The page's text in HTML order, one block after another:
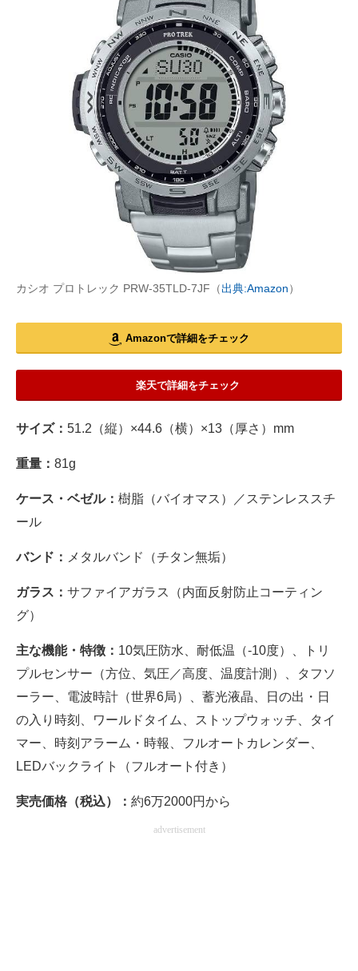
カシオ プロトレック PRW-35TLD-7JF（出典:Amazon）
Amazonで詳細をチェック
楽天で詳細をチェック
サイズ： 51.2（縦）×44.6（横）×13（厚さ）mm
重量： 81g
ケース・ベゼル： 樹脂（バイオマス）／ステンレススチ
ール
バンド： メタルバンド（チタン無垢）
ガラス： サファイアガラス（内面反射防止コーティン
グ）
主な機能・特徴： 10気圧防水、耐低温（-10度）、トリ
プルセンサー（方位、気圧／高度、温度計測）、タフソ
ーラー、電波時計（世界6局）、蓄光液晶、日の出・日
の入り時刻、ワールドタイム、ストップウォッチ、タイ
マー、時刻アラーム・時報、フルオートカレンダー、
LEDバックライト（フルオート付き）
実売価格（税込）： 約6万2000円から
advertisement